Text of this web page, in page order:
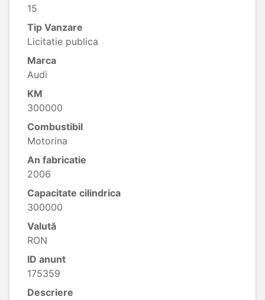
15
Tip Vanzare
Licitatie publica
Marca
Audi
KM
300000
Combustibil
Motorina
An fabricatie
2006
Capacitate cilindrica
300000
Valută
RON
ID anunt
175359
Descriere